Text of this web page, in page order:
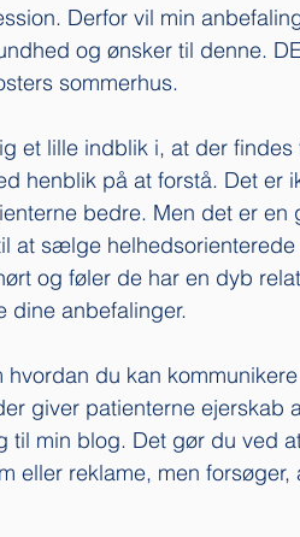
Derfor vil min
og ønsker til denne.
sommerhus.
et lille indblik i, at der findes
henblik på at forstå. Det er
bedre. Men det er
at sælge
og føler de har en dyb
dine anbefalinger.
du kan
giver patienterne ejerskab
min blog. Det gør du ved
eller reklame, men